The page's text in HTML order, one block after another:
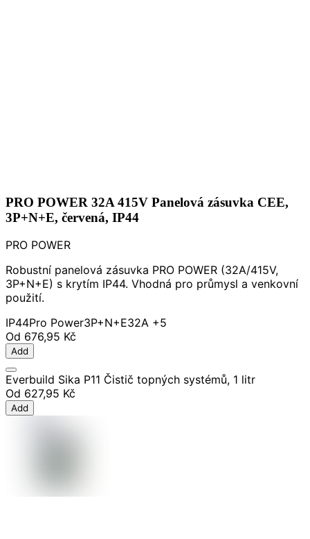
PRO POWER 32A 415V Panelová zásuvka CEE,
3P+N+E, červená, IP44
PRO POWER
Robustní panelová zásuvka PRO POWER (32A/415V,
3P+N+E) s krytím IP44. Vhodná pro průmysl a venkovní
použití.
IP44Pro Power3P+N+E32A +5
Od 676,95 Kč
Add
Everbuild Sika P11 Čistič topných systémů, 1 litr
Od 627,95 Kč
Add